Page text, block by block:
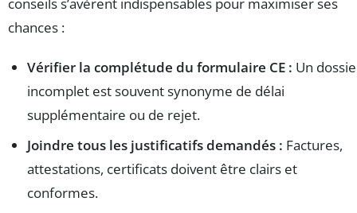
conseils s’avèrent indispensables pour maximiser ses
chances :
Vérifier la complétude du formulaire CE : Un
incomplet est souvent synonyme de délai
supplémentaire ou de rejet.
Joindre tous les justificatifs demandés : Factures,
attestations, certificats doivent être clairs et
conformes.